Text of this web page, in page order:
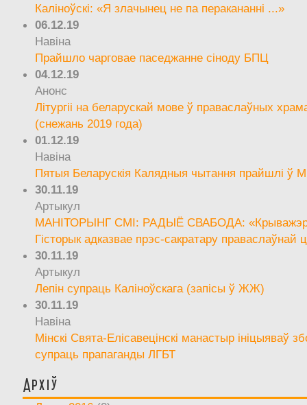
Каліноўскі: «Я злачынец не па перакананні ...»
06.12.19
Навіна
Прайшло чарговае паседжанне сіноду БПЦ
04.12.19
Анонс
Літургіі на беларускай мове ў праваслаўных
(снежань 2019 года)
01.12.19
Навіна
Пятыя Беларускія Калядныя чытання прайшлі ў
30.11.19
Артыкул
МАНІТОРЫНГ СМІ: РАДЫЁ СВАБОДА:
Гісторык адказвае прэс-сакратару праваслаўнай
30.11.19
Артыкул
Лепін супраць Каліноўскага (запісы ў ЖЖ)
30.11.19
Навіна
Мінскі Свята-Елісавецінскі манастыр ініцыяваў
супраць прапаганды ЛГБТ
Архіў